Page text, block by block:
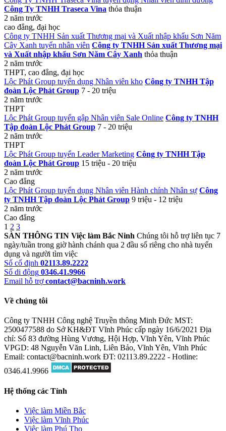
Công Ty TNHH Traseca Vina thỏa thuận
2 năm trước
cao đẳng, đại học
Công ty TNHH Sản xuất Thương mại và Xuất nhập khẩu Sơn Năm
Cây Xanh tuyển nhân viên Công ty TNHH Sản xuất Thương mại
và Xuất nhập khẩu Sơn Năm Cây Xanh thỏa thuận
2 năm trước
THPT, cao đẳng, đại học
Lộc Phát Group tuyển dụng Nhân viên kho Công ty TNHH Tập
đoàn Lộc Phát Group 7 - 20 triệu
2 năm trước
THPT
Lộc Phát Group tuyển gập Nhân viên Sale Online Công ty TNHH
Tập đoàn Lộc Phát Group 7 - 20 triệu
2 năm trước
THPT
Lộc Phát Group tuyển Leader Marketing Công ty TNHH Tập
đoàn Lộc Phát Group 15 triệu - 20 triệu
2 năm trước
Cao đẳng
Lộc Phát Group tuyển dụng Nhân viên Hành chính Nhân sự Công
ty TNHH Tập đoàn Lộc Phát Group 9 triệu - 12 triệu
2 năm trước
Cao đẳng
1 2 3
SÀN THÔNG TIN Việc làm Bắc Ninh Chúng tôi hỗ trợ liên tục 7
ngày/tuần trong giờ hành chánh qua 2 đầu số riêng cho nhà tuyển
dụng và người tìm việc
Số cố định 02113.89.2222
Số di động 0346.41.9966
Email hỗ trợ contact@bacninh.work
Về chúng tôi
Công ty TNHH Công nghệ Truyền thông Minh Đức MST:
2500477588 do Sở KH&ĐT Vĩnh Phúc cấp ngày 16/6/2021 Địa
chỉ: Số 83 đường Hùng Vương, Hội Hợp, Vĩnh Yên, Vĩnh Phúc
VPGD: 48 Nguyễn Văn Linh, Liên Bảo, Vĩnh Yên, Vĩnh Phúc
Email: contact@bacninh.work ĐT: 02113.89.2222 - Hotline:
0346.41.9966
Hệ thống các Tỉnh
Việc làm Miền Bắc
Việc làm Vĩnh Phúc
Việc làm Phú Thọ